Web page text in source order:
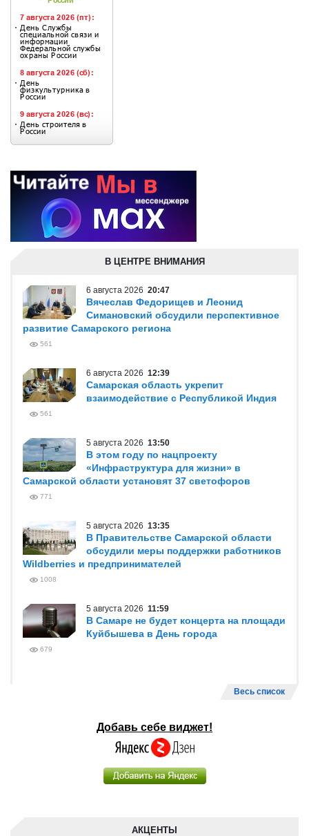
В ЦЕНТРЕ ВНИМАНИЯ
6 августа 2026 20:47
Вячеслав Федорищев и Леонид
Симановский обсудили перспективное
развитие Самарского региона
561
6 августа 2026 12:39
Самарская область укрепит
взаимодействие с Республикой Индия
561
5 августа 2026 13:50
В этом году по нацпроекту
«Инфраструктура для жизни» в
Самарской области установят 37 светофоров
771
5 августа 2026 13:35
В Правительстве Самарской области
обсудили меры поддержки работников
Wildberries и предпринимателей
1008
5 августа 2026 11:59
В Самаре не будет концерта на площади
Куйбышева в День города
679
Весь список
Добавь себе виджет!
АКЦЕНТЫ